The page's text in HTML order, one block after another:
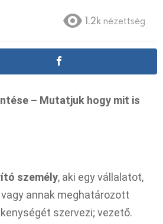
1.2k nézettség
– Mutatjuk hogy mit is
személy, aki egy vállalatot,
annak meghatározott
szervezi; vezető.